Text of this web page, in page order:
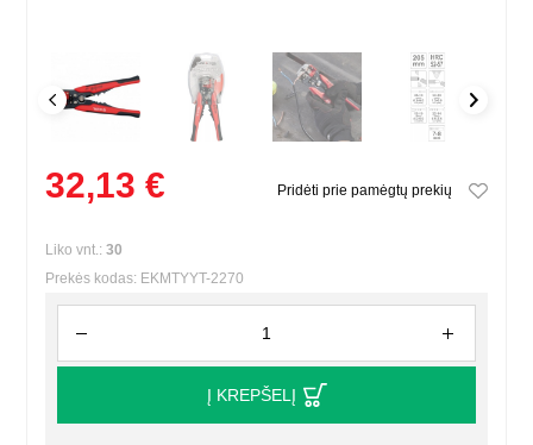
32,13 € Pridėti prie pamėgtų prekių
Liko vnt.:30
Prekės kodas: EKMTYYT-2270
Į KREPŠELĮ